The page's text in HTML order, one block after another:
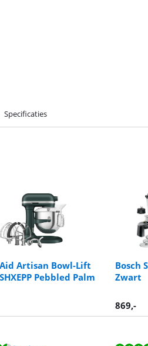
Specificaties
Artisan Bowl-Lift
Pebbled Palm
Bosch
Zwart
869,-